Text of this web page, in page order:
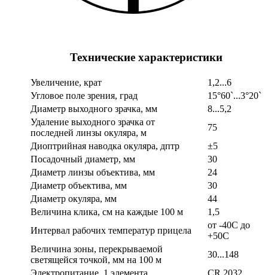
Технические характеристики
Увеличение, крат
1,2...6
Угловое поле зрения, град
15°60`...3°20`
Диаметр выходного зрачка, мм
8...5,2
Удаление выходного зрачка от
последней линзы окуляра, м
75
Диоптрийная наводка окуляра, дптр
±5
Посадочный диаметр, мм
30
Диаметр линзы объектива, мм
24
Диаметр объектива, мм
30
Диаметр окуляра, мм
44
Величина клика, см на каждые 100 м
1,5
Интервал рабочих температур прицела
от -40С до
+50С
Величина зоны, перекрываемой
светящейся точкой, мм на 100 м
30...148